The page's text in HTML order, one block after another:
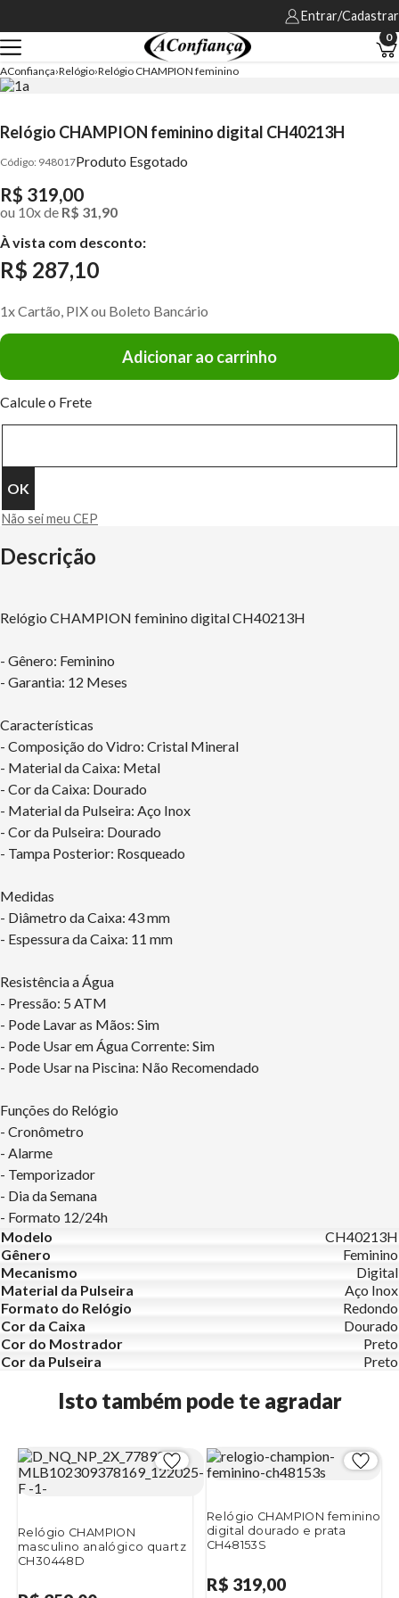
Entrar/Cadastrar
0
AConfiança Relógio Relógio CHAMPION feminino
Relógio CHAMPION feminino digital CH40213H
948017Produto Esgotado
R$ 319,00
ou 10xde R$ 31,90
À vista com desconto:
R$ 287,10
1x Cartão, PIX ou Boleto Bancário
Adicionar ao carrinho
Calcule o Frete
Não sei meu CEP
Descrição
Relógio CHAMPION feminino digital CH40213H
- Gênero: Feminino
- Garantia: 12 Meses
Características
- Composição do Vidro: Cristal Mineral
- Material da Caixa: Metal
- Cor da Caixa: Dourado
- Material da Pulseira: Aço Inox
- Cor da Pulseira: Dourado
- Tampa Posterior: Rosqueado
Medidas
- Diâmetro da Caixa: 43 mm
- Espessura da Caixa: 11 mm
Resistência a Água
- Pressão: 5 ATM
- Pode Lavar as Mãos: Sim
- Pode Usar em Água Corrente: Sim
- Pode Usar na Piscina: Não Recomendado
Funções do Relógio
- Cronômetro
- Alarme
- Temporizador
- Dia da Semana
- Formato 12/24h
Modelo
CH40213H
Gênero
Feminino
Mecanismo
Digital
Material da Pulseira
Aço Inox
Formato do Relógio
Redondo
Cor da Caixa
Dourado
Cor do Mostrador
Preto
Cor da Pulseira
Preto
Isto também pode te agradar
Relógio CHAMPION
masculino analógico quartz
CH30448D
Relógio CHAMPION feminino
digital dourado e prata
CH48153S
R$ 319,00